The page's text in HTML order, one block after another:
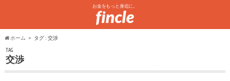
お金をもっと身近に。
ホーム タグ : 交渉
TAG
交渉